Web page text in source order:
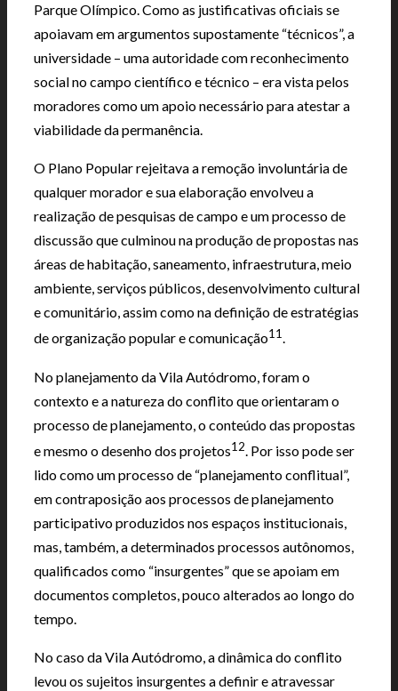
Parque Olímpico. Como as justificativas oficiais se
apoiavam em argumentos supostamente “técnicos”, a
universidade – uma autoridade com reconhecimento
social no campo científico e técnico – era vista pelos
moradores como um apoio necessário para atestar a
viabilidade da permanência.
O Plano Popular rejeitava a remoção involuntária de
qualquer morador e sua elaboração envolveu a
realização de pesquisas de campo e um processo de
discussão que culminou na produção de propostas nas
áreas de habitação, saneamento, infraestrutura, meio
ambiente, serviços públicos, desenvolvimento cultural
e comunitário, assim como na definição de estratégias
de organização popular e comunicação11.
No planejamento da Vila Autódromo, foram o
contexto e a natureza do conflito que orientaram o
processo de planejamento, o conteúdo das propostas
e mesmo o desenho dos projetos12. Por isso pode ser
lido como um processo de “planejamento conflitual”,
em contraposição aos processos de planejamento
participativo produzidos nos espaços institucionais,
mas, também, a determinados processos autônomos,
qualificados como “insurgentes” que se apoiam em
documentos completos, pouco alterados ao longo do
tempo.
No caso da Vila Autódromo, a dinâmica do conflito
levou os sujeitos insurgentes a definir e atravessar